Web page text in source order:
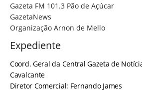
Gazeta FM 101.3 Pão de Açúcar
GazetaNews
Organização Arnon de Mello
Expediente
Coord. Geral da Central Gazeta de
Cavalcante
Diretor Comercial: Fernando James